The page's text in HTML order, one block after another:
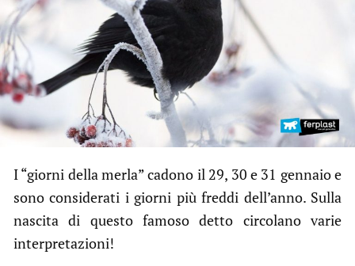
I “giorni della merla” cadono il 29, 30 e 31 gennaio e
sono considerati i giorni più freddi dell’anno. Sulla
nascita di questo famoso detto circolano varie
interpretazioni!